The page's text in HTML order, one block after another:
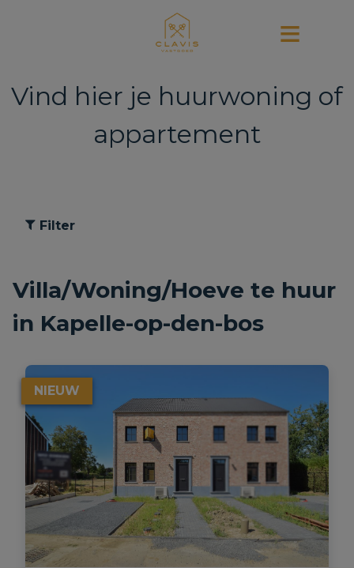
Vind hier je huurwoning of
appartement
Filter
Villa/Woning/Hoeve te huur
in Kapelle-op-den-bos
NIEUW